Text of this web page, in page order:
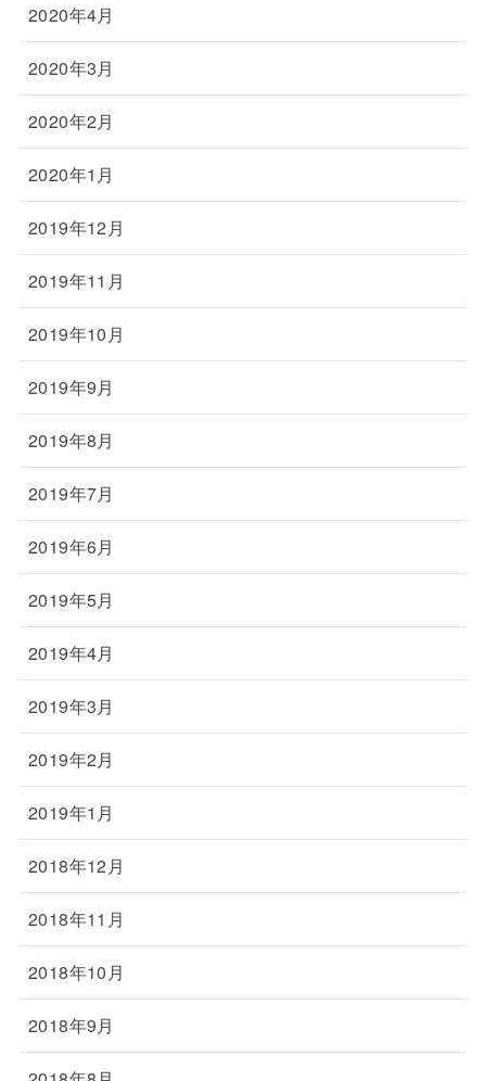
2020年4月
2020年3月
2020年2月
2020年1月
2019年12月
2019年11月
2019年10月
2019年9月
2019年8月
2019年7月
2019年6月
2019年5月
2019年4月
2019年3月
2019年2月
2019年1月
2018年12月
2018年11月
2018年10月
2018年9月